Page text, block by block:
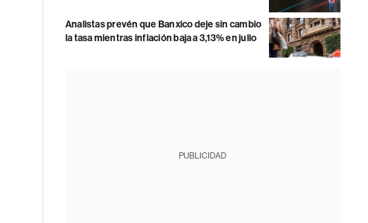
Analistas prevén que Banxico deje sin cambio
la tasa mientras inflación baja a 3,13% en julio
PUBLICIDAD